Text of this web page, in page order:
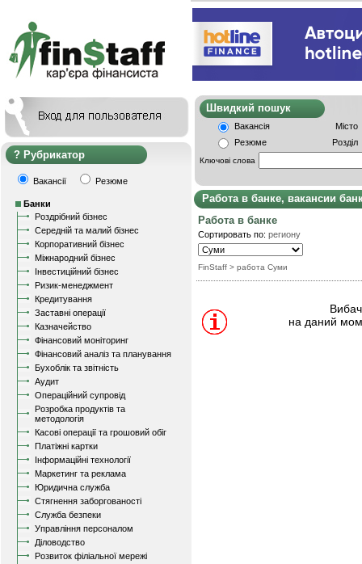
Рубрикатор
Вакансії Резюме
Банки
Роздрібний бізнес
Середній та малий бізнес
Корпоративний бізнес
Міжнародний бізнес
Інвестиційний бізнес
Ризик-менеджмент
Кредитування
Заставні операції
Казначейство
Фінансовий моніторинг
Фінансовий аналіз та планування
Бухоблік та звітність
Аудит
Операційний супровід
Розробка продуктів та
методологія
Касові операції та грошовий обіг
Платіжні картки
Інформаційні технології
Маркетинг та реклама
Юридична служба
Стягнення заборгованості
Служба безпеки
Управління персоналом
Діловодство
Розвиток філіальної мережі
Швидкий
Вакансія
Місто
Резюме
Розділ
Ключові слова
Работа в банке, вакансии
Работа в банке
Сортировать по: региону
FinStaff > работа Суми
на даний